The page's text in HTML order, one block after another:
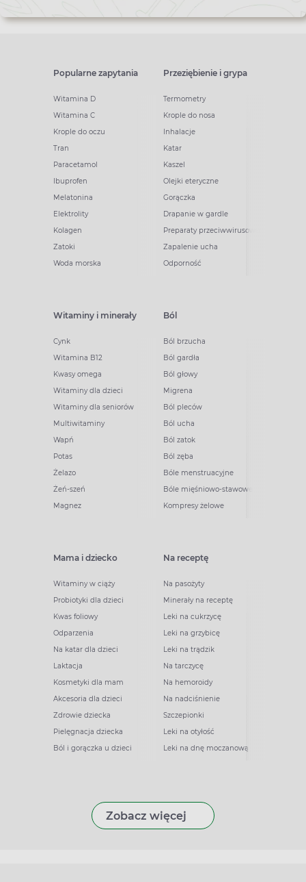
Popularne zapytania
Witamina D
Witamina C
Krople do oczu
Tran
Paracetamol
Ibuprofen
Melatonina
Elektrolity
Kolagen
Zatoki
Woda morska
Przeziębienie i grypa
Termometry
Krople do nosa
Inhalacje
Katar
Kaszel
Olejki eteryczne
Gorączka
Drapanie w gardle
Preparaty przeciwwirusowe
Zapalenie ucha
Odporność
Witaminy i minerały
Cynk
Witamina B12
Kwasy omega
Witaminy dla dzieci
Witaminy dla seniorów
Multiwitaminy
Wapń
Potas
Żelazo
Żeń-szeń
Magnez
Ból
Ból brzucha
Ból gardła
Ból głowy
Migrena
Ból pleców
Ból ucha
Ból zatok
Ból zęba
Bóle menstruacyjne
Bóle mięśniowo-stawowe
Kompresy żelowe
Mama i dziecko
Witaminy w ciąży
Probiotyki dla dzieci
Kwas foliowy
Odparzenia
Na katar dla dzieci
Laktacja
Kosmetyki dla mam
Akcesoria dla dzieci
Zdrowie dziecka
Pielęgnacja dziecka
Ból i gorączka u dzieci
Na receptę
Na pasożyty
Minerały na receptę
Leki na cukrzycę
Leki na grzybicę
Leki na trądzik
Na tarczycę
Na hemoroidy
Na nadciśnienie
Szczepionki
Leki na otyłość
Leki na dnę moczanową
Zobacz więcej